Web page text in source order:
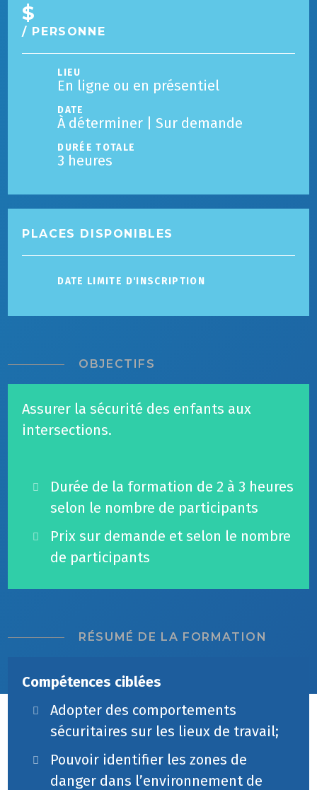
$
/ PERSONNE
LIEU
En ligne ou en présentiel
DATE
À déterminer | Sur demande
DURÉE TOTALE
3 heures
PLACES DISPONIBLES
DATE LIMITE D'INSCRIPTION
OBJECTIFS
Assurer la sécurité des enfants aux
intersections.
Durée de la formation de 2 à 3 heures
selon le nombre de participants
Prix sur demande et selon le nombre
de participants
RÉSUMÉ DE LA FORMATION
Compétences ciblées
Adopter des comportements
sécuritaires sur les lieux de travail;
Pouvoir identifier les zones de
danger dans l’environnement de